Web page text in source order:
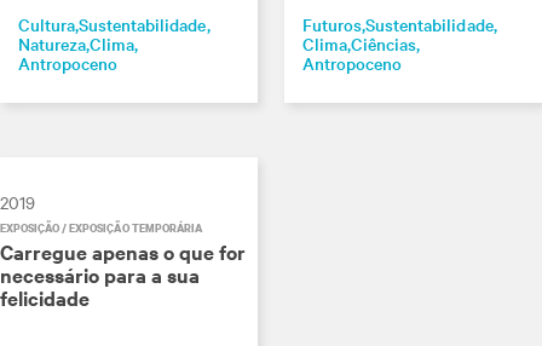
CulturaSustentabilidade
NaturezaClima
Antropoceno
FuturosSustentabilidade
ClimaCiências
Antropoceno
2019
EXPOSIÇÃO / EXPOSIÇÃO TEMPORÁRIA
Carregue apenas o que for
necessário para a sua
felicidade